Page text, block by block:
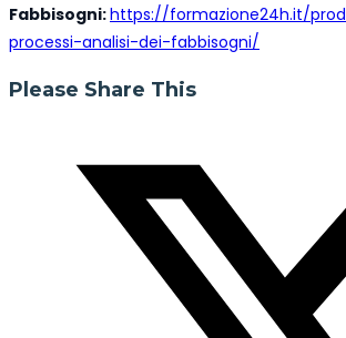
Fabbisogni:https://formazione24h.it/
processi-analisi-dei-fabbisogni/
Please Share ThisShare